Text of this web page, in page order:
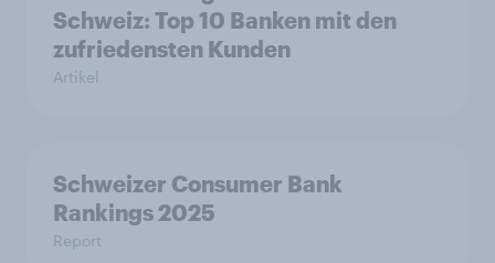
Schweiz: Top 10 Banken mit den
zufriedensten Kunden
Artikel
Schweizer Consumer Bank
Rankings 2025
Report